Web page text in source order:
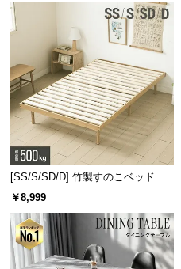
[SS/S/SD/D] 竹製すのこベッド
￥8,999